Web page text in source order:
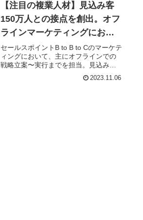
【注目の複業人材】見込み客
150万人との接点を創出。オフ
ラインマーケティングにおけ
る戦略立案〜実行が可能
セールスポイントB to B to Cのマーケテ
ィングにおいて、主にオフラインでの
戦略立案〜実行までを担当。見込み客
創出のため、イベントも多数実施（30
施設にてのべ150万人との接点を創
2023.11.06